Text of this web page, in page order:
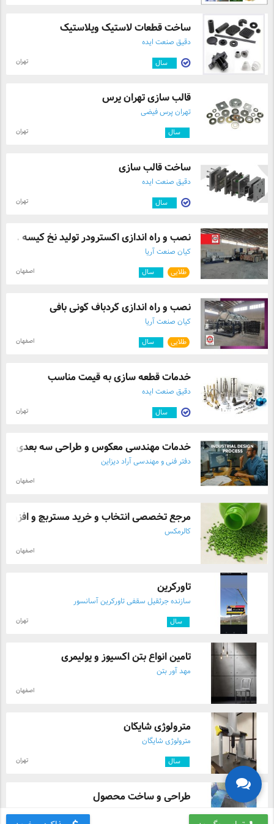
ساخت قطعات لاستیک وپلاستیک
دقیق صنعت ایده
سال تهران
قالب سازی تهران پرس
تهران پرس فیضی
سال تهران
ساخت قالب سازی
دقیق صنعت ایده
سال تهران
نصب و راه اندازی اکسترودر تولید نخ کیسه ...
کیان صنعت آریا
طلایی سال اصفهان
نصب و راه اندازی گردباف گونی بافی
کیان صنعت آریا
طلایی سال اصفهان
خدمات قطعه سازی به قیمت مناسب
دقیق صنعت ایده
سال تهران
خدمات مهندسی معکوس و طراحی سه بعدی
دفتر فنی و مهندسی آراد دیزاین
اصفهان
مرجع تخصصی انتخاب و خرید مستربچ و
کالرمکس
اصفهان
تاورکرین
سازنده جرثقیل سقفی تاورکرین آسانسور
سال تهران
تامین انواع بتن اکسپوز و پولیمری
مهد آور بتن
اصفهان
مترولوژی شایگان
مترولوژی شایگان
سال تهران
طراحی و ساخت محصول
امکان ماشین تیام